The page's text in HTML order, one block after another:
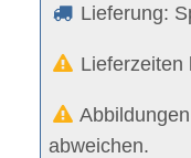
Lieferung:
Lieferzeiten
abweichen.